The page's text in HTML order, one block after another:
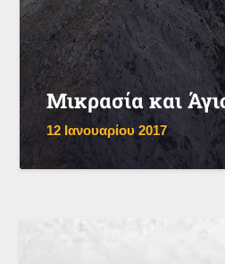
Μικρασία και
12 Ιανουαρίου 2017